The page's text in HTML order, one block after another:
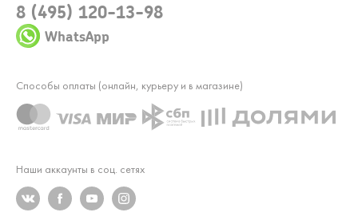
8 (495) 120-13-98
WhatsApp
Наши аккаунты в соц. сетях
Способы оплаты (онлайн, курьеру и в магазине)